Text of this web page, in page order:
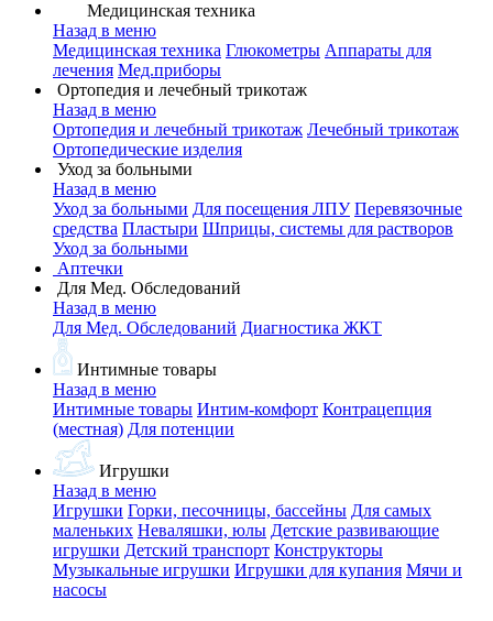
Медицинская техника
Назад в меню
Медицинская техника Глюкометры Аппараты для
лечения Мед.приборы
Ортопедия и лечебный трикотаж
Назад в меню
Ортопедия и лечебный трикотаж Лечебный трикотаж
Ортопедические изделия
Уход за больными
Назад в меню
Уход за больными Для посещения ЛПУ Перевязочные
средства Пластыри Шприцы, системы для растворов
Уход за больными
Аптечки
Для Мед. Обследований
Назад в меню
Для Мед. Обследований Диагностика ЖКТ
Интимные товары
Назад в меню
Интимные товары Интим-комфорт Контрацепция
(местная) Для потенции
Игрушки
Назад в меню
Игрушки Горки, песочницы, бассейны Для самых
маленьких Неваляшки, юлы Детские развивающие
игрушки Детский транспорт Конструкторы
Музыкальные игрушки Игрушки для купания Мячи и
насосы